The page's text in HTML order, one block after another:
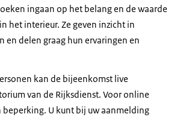
ingaan op het belang en de waarde
het interieur. Ze geven inzicht in
en delen graag hun ervaringen en
kan de bijeenkomst live
van de Rijksdienst. Voor online
U kunt bij uw aanmelding